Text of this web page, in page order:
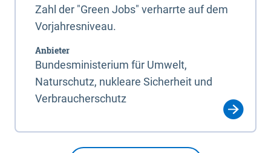
Zahl der "Green Jobs" verharrte auf dem
Vorjahresniveau.
Anbieter
Bundesministerium für Umwelt,
Naturschutz, nukleare Sicherheit und
Verbraucherschutz